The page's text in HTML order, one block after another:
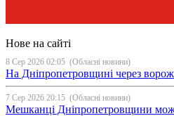
Нове на сайті
8 Сер 2026 02:05 (Обласні новини)
На Дніпропетровщині через
7 Сер 2026 20:15 (Обласні новини)
Мешканці Дніпропетровщини